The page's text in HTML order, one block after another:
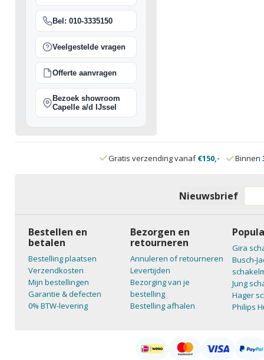
Bel: 010-3335150
Veelgestelde vragen
Offerte aanvragen
Bezoek showroom
Capelle a/d IJssel
Gratis verzending vanaf€150,- Binnen
Nieuwsbrief
Bestellen en
betalen
Bestelling plaatsen
Verzendkosten
Mijn bestellingen
Garantie & defecten
0% BTW-levering
Bezorgen en
retourneren
Annuleren of retourneren
Levertijden
Bezorging van je
bestelling
Bestelling afhalen
Gira
Busch-
Jung
Hager
Philips